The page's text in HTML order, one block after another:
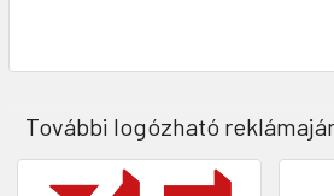
További logózható